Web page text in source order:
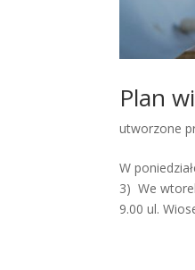
Plan
utworzone
W
3) We
9.00 ul.